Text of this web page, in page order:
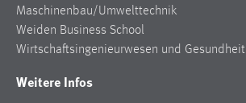
Maschinenbau/Umwelttechnik
Weiden Business School
Wirtschaftsingenieurwesen und Gesundheit
Weitere Infos
Facebook Pixel
Name: